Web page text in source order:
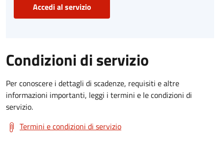
Accedi al servizio
Condizioni di servizio
Per conoscere i dettagli di scadenze, requisiti e altre
informazioni importanti, leggi i termini e le condizioni di
servizio.
Termini e condizioni di servizio